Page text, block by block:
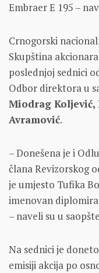
Embraer E 195 –
Crnogorski
Skupština
poslednjoj sednici
Odbor direktora u
Miodrag Koljević,
Avramović.
– Donešena je i
člana Revizorskog
je umjesto Tufika
imenovan
– naveli su u
Na sednici je
emisiji akcija po